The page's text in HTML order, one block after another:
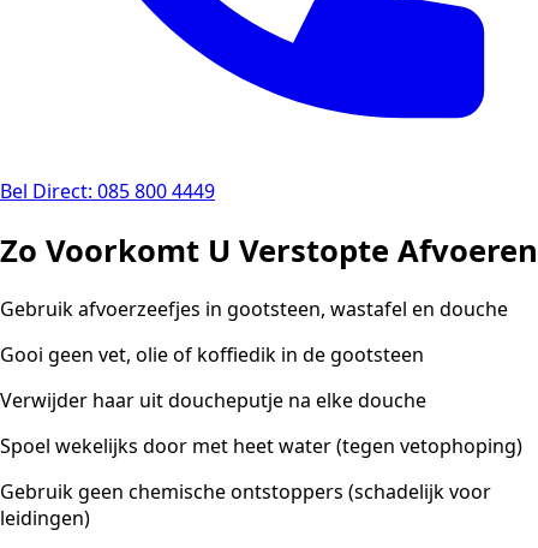
Bel Direct: 085 800 4449
Zo Voorkomt U Verstopte Afvoeren
Gebruik afvoerzeefjes in gootsteen, wastafel en douche
Gooi geen vet, olie of koffiedik in de gootsteen
Verwijder haar uit doucheputje na elke douche
Spoel wekelijks door met heet water (tegen vetophoping)
Gebruik geen chemische ontstoppers (schadelijk voor
leidingen)